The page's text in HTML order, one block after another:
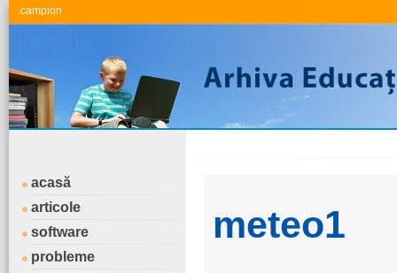
.campion
acasă
articole
software
probleme
meteo1